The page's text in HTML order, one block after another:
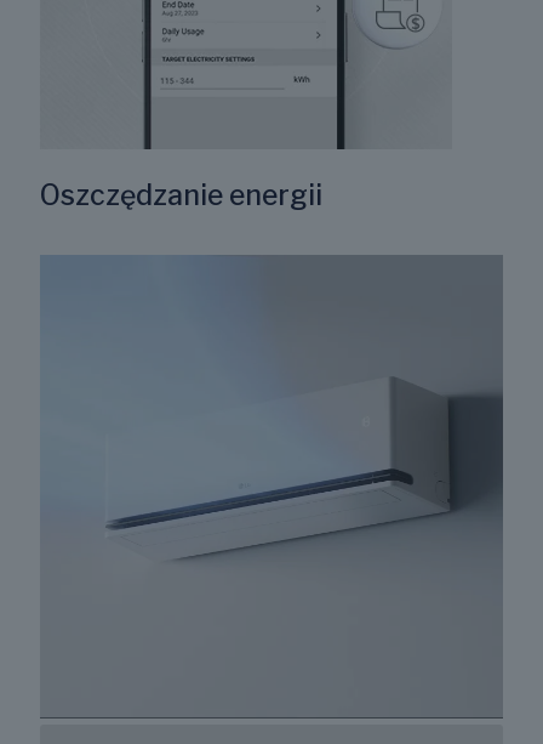
Oszczędzanie energii